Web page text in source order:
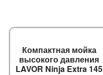
Компактная мойка
высокого давления
LAVOR Ninja Extra 145